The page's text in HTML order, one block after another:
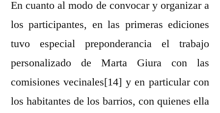
En cuanto al modo de convocar y organizar a
los participantes, en las primeras ediciones
tuvo especial preponderancia el trabajo
personalizado de Marta Giura con las
comisiones vecinales[14] y en particular con
los habitantes de los barrios, con quienes ella